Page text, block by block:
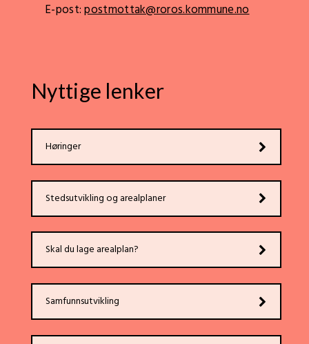
E-post:postmottak@roros.kommune.no
Nyttige lenker
Høringer
Stedsutvikling og arealplaner
Skal du lage arealplan?
Samfunnsutvikling